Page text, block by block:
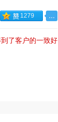
1279
了客户的一致好